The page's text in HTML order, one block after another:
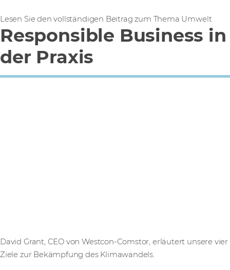
Lesen Sie den vollständigen Beitrag zum Thema Umwelt
Responsible Business in
der Praxis
David Grant, CEO von Westcon-Comstor, erläutert unsere vier
Ziele zur Bekämpfung des Klimawandels.